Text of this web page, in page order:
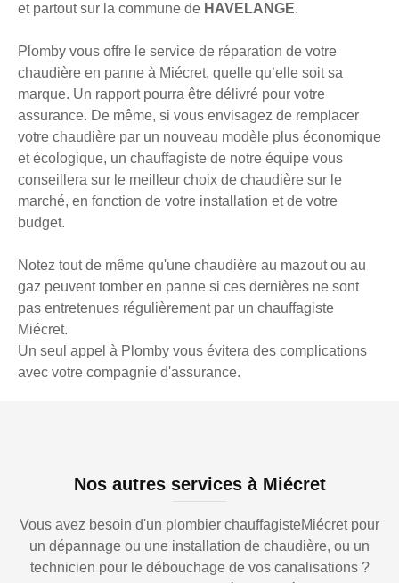
et partout sur la commune de HAVELANGE.
Plomby vous offre le service de réparation de votre
chaudière en panne à Miécret, quelle qu’elle soit sa
marque. Un rapport pourra être délivré pour votre
assurance. De même, si vous envisagez de remplacer
votre chaudière par un nouveau modèle plus économique
et écologique, un chauffagiste de notre équipe vous
conseillera sur le meilleur choix de chaudière sur le
marché, en fonction de votre installation et de votre
budget.
Notez tout de même qu'une chaudière au mazout ou au
gaz peuvent tomber en panne si ces dernières ne sont
pas entretenues régulièrement par un chauffagiste
Miécret.
Un seul appel à Plomby vous évitera des complications
avec votre compagnie d'assurance.
Nos autres services à Miécret
Vous avez besoin d'un plombier chauffagisteMiécret pour
un dépannage ou une installation de chaudière, ou un
technicien pour le débouchage de vos canalisations ?